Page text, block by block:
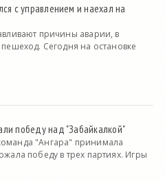
с управлением и наехал на
причины аварии, в
Сегодня на остановке
победу над "Забайкалкой"
"Ангара" принимала
победу в трех партиях. Игры